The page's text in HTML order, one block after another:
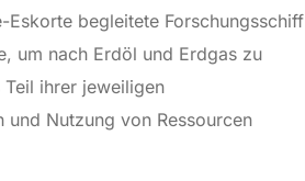
begleitete Forschungsschiff
um nach Erdöl und Erdgas zu
ihrer jeweiligen
Nutzung von Ressourcen